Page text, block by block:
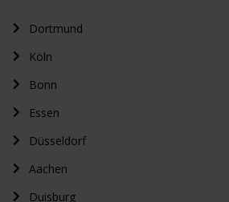
Dortmund
Köln
Bonn
Essen
Düsseldorf
Aachen
Duisburg